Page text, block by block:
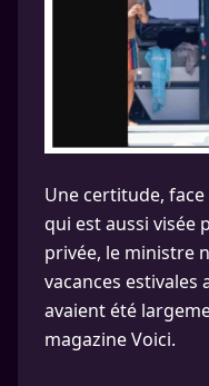
Une certitude, face
qui est aussi visée
privée, le ministre
vacances estivales
avaient été
magazine Voici.